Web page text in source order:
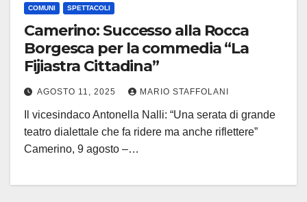
COMUNI SPETTACOLI
Camerino: Successo alla Rocca
Borgesca per la commedia “La
Fijiastra Cittadina”
AGOSTO 11, 2025 MARIO STAFFOLANI
Il vicesindaco Antonella Nalli: “Una serata di grande
teatro dialettale che fa ridere ma anche riflettere”
Camerino, 9 agosto –…